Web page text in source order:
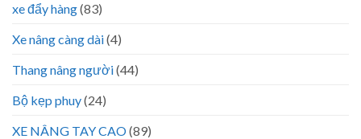
xe đẩy hàng(83)
Xe nâng càng dài(4)
Thang nâng người(44)
Bộ kẹp phuy(24)
XE NÂNG TAY CAO(89)